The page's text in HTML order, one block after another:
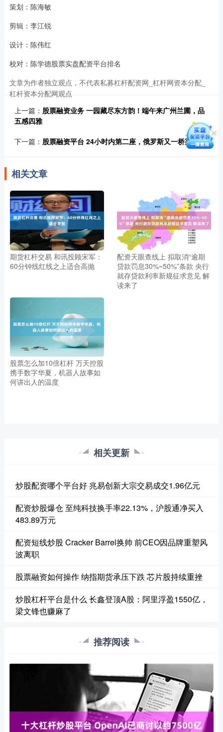
策划：陈海敏
剪辑：李江锐
设计：陈伟红
校对：陈学德股票实盘配资平台排名
文章为作者独立观点，不代表私募杠杆配资网_杠杆网资本分配_
杠杆资本分配网观点
上一篇： 股票融资业务 一园藏尽东方韵！端午来广州兰圃，品
五感四雅
下一篇： 股票融资平台 24小时内第二座，俄罗斯又一桥梁坍塌
相关文章
期货杠杆交易 和讯投顾宋军：
60分钟线红线之上适合高抛
配资天眼查线上 拟取消“逾期
贷款罚息30%~50%”条款 央行
就存贷款利率新规征求意见 解
读来了
股票怎么加10倍杠杆 万天控股
携手数字华夏，机器人故事如
何讲出人的温度
相关更新
炒股配资哪个平台好 兆易创新大宗交易成交1.96亿元
配资炒股爆仓 至纯科技换手率22.13%，沪股通净买入
483.89万元
配资短线炒股 Cracker Barrel换帅 前CEO因品牌重塑风
波离职
股票融资如何操作 纳指期货承压下跌 芯片股持续重挫
炒股杠杆平台是什么 长鑫登顶A股：阿里浮盈1550亿，
梁文锋也赚麻了
推荐阅读